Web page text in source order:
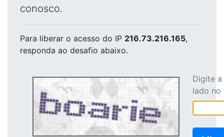
conosco.
Para liberar o acesso do IP 216.73.216.165,
responda ao desafio abaixo.
Digite
lado no